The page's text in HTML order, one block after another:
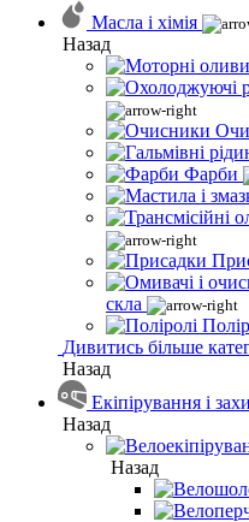
Масла і хімія
Назад
Фарби
скла
Дивитись більше
Назад
Екіпірування і
Назад
Назад